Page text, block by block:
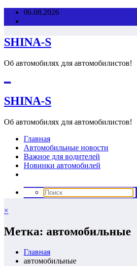
Перейти06.08.2026
SHINA-S
Об автомобилях для автомобилистов!
SHINA-S
Об автомобилях для автомобилистов!
Главная
Автомобильные новости
Важное для водителей
Новинки автомобилей
×
Метка: автомобильные
Главная
автомобильные